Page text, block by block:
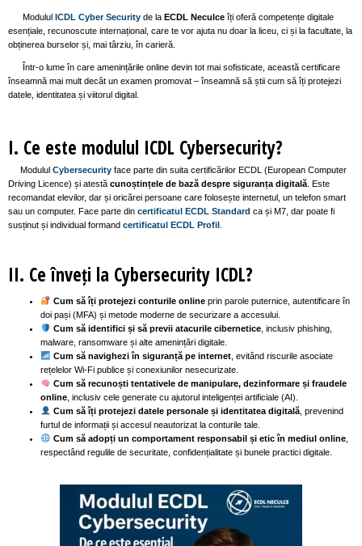
Modulul ICDL Cyber Security de la ECDL Neculce îți oferă competențe digitale
esențiale, recunoscute internațional, care te vor ajuta nu doar la liceu, ci și la facultate, la
obținerea burselor și, mai târziu, în carieră.
Într-o lume în care amenințările online devin tot mai sofisticate, această certificare
înseamnă mai mult decât un examen promovat – înseamnă să știi cum să îți protejezi
datele, identitatea și viitorul digital.
I. Ce este modulul ICDL Cybersecurity?
Modulul Cybersecurity face parte din suita certificărilor ECDL (European Computer
Driving Licence) și atestă cunoștințele de bază despre siguranța digitală . Este
recomandat elevilor, dar și oricărei persoane care folosește internetul, un telefon smart
sau un computer. Face parte din certificatul ECDL Standard ca și M7, dar poate fi
susținut și individual formand certificatul ECDL Profil
II. Ce înveți la Cybersecurity ICDL?
Cum să îți protejezi conturile onlineprin parole puternice, autentificare în
doi pași (MFA) și metode moderne de securizare a accesului.
Cum să identifici și să previi atacurile cibernetice, inclusiv phishing,
malware, ransomware și alte amenințări digitale.
Cum să navighezi în siguranță pe internet, evitând riscurile asociate
rețelelor Wi-Fi publice și conexiunilor nesecurizate.
Cum să recunoști tentativele de manipulare, dezinformare și fraudele
online , inclusiv cele generate cu ajutorul inteligenței artificiale (AI).
Cum să îți protejezi datele personale și identitatea digitală, prevenind
furtul de informații și accesul neautorizat la conturile tale.
Cum să adopți un comportament responsabil și etic în mediul online,
respectând regulile de securitate, confidențialitate și bunele practici digitale.